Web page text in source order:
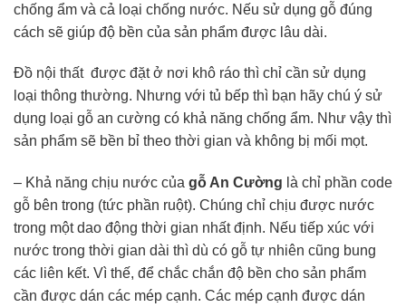
chống ẩm và cả loại chống nước. Nếu sử dụng gỗ đúng
cách sẽ giúp độ bền của sản phẩm được lâu dài.
Đồ nội thất được đặt ở nơi khô ráo thì chỉ cần sử dụng
loại thông thường. Nhưng với tủ bếp thì bạn hãy chú ý sử
dụng loại gỗ an cường có khả năng chống ẩm. Như vậy thì
sản phẩm sẽ bền bỉ theo thời gian và không bị mối mọt.
– Khả năng chịu nước của gỗ An Cường là chỉ phần code
gỗ bên trong (tức phần ruột). Chúng chỉ chịu được nước
trong một dao động thời gian nhất định. Nếu tiếp xúc với
nước trong thời gian dài thì dù có gỗ tự nhiên cũng bung
các liên kết. Vì thế, để chắc chắn độ bền cho sản phẩm
cần được dán các mép cạnh. Các mép cạnh được dán